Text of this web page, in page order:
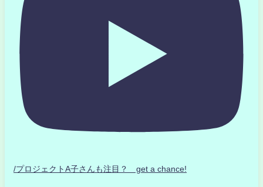
/プロジェクトA子さんも注目？ get a chance!